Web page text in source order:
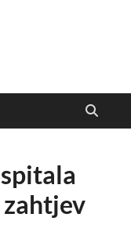
zahtjev